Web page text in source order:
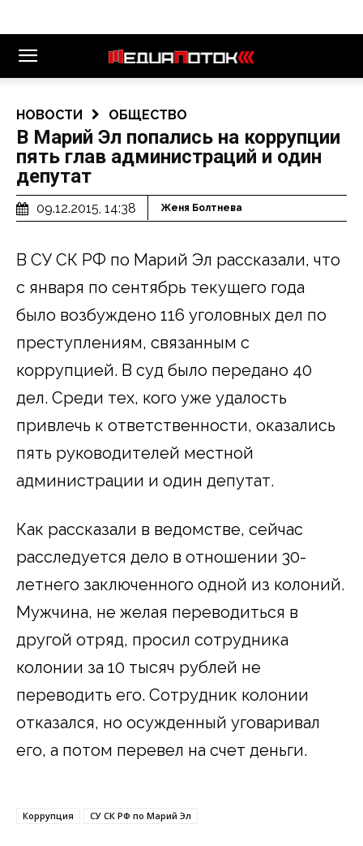
НОВОСТИ ОБЩЕСТВО
В Марий Эл попались на коррупции
пять глав администраций и один
депутат
09.12.2015, 14:38 Женя Болтнева
В СУ СК РФ по Марий Эл рассказали, что
с января по сентябрь текущего года
было возбуждено 116 уголовных дел по
преступлениям, связанным с
коррупцией. В суд было передано 40
дел. Среди тех, кого уже удалость
привлечь к ответственности, оказались
пять руководителей местной
администрации и один депутат.
Как рассказали в ведомстве, сейчас
расследуется дело в отношении 30-
летнего заключенного одной из колоний.
Мужчина, не желая переводиться в
другой отряд, просил сотрудника
колонии за 10 тысяч рублей не
переводить его. Сотрудник колонии
отказался, но осужденный уговаривал
его, а потом перевел на счет деньги.
Коррупция СУ СК РФ по Марий Эл